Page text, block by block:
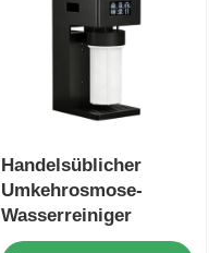
Handelsüblicher
Umkehrosmose-
Wasserreiniger
800GPD 10 Zoll Big